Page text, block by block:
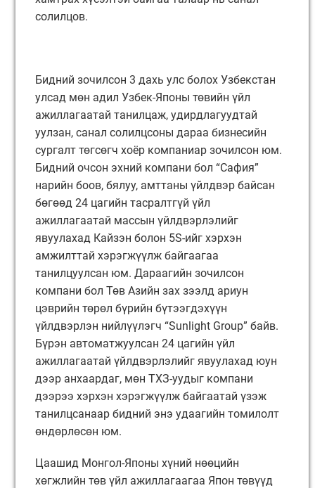
солилцов.
Бидний зочилсон 3 дахь улс болох Узбекстан
улсад мөн адил Узбек-Японы төвийн үйл
ажиллагаатай танилцаж, удирдлагуудтай
уулзан, санал солилцсоны дараа бизнесийн
сургалт төгсөгч хоёр компаниар зочилсон юм.
Бидний очсон эхний компани бол “Сафия”
нарийн боов, бялуу, амттаны үйлдвэр байсан
бөгөөд 24 цагийн тасралтгүй үйл
ажиллагаатай массын үйлдвэрлэлийг
явуулахад Кайзэн болон 5S-ийг хэрхэн
амжилттай хэрэгжүүлж байгаагаа
танилцуулсан юм. Дараагийн зочилсон
компани бол Төв Азийн зах зээлд ариун
цэврийн төрөл бүрийн бүтээгдэхүүн
үйлдвэрлэн нийлүүлэгч “Sunlight Group” байв.
Бүрэн автоматжуулсан 24 цагийн үйл
ажиллагаатай үйлдвэрлэлийг явуулахад юун
дээр анхаардаг, мөн ТХЗ-уудыг компани
дээрээ хэрхэн хэрэгжүүлж байгаатай үзэж
танилцсанаар бидний энэ удаагийн томилолт
өндөрлөсөн юм.
Цаашид Монгол-Японы хүний нөөцийн
хөгжлийн төв үйл ажиллагаагаа Япон төвүүд